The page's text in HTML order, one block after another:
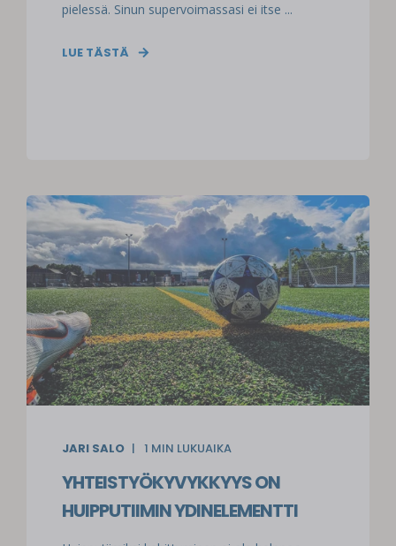
pielessä. Sinun supervoimassasi ei itse ...
LUE TÄSTÄ
JARI SALO 1 MIN LUKUAIKA
YHTEISTYÖKYVYKKYYS ON
HUIPPUTIIMIN YDINELEMENTTI